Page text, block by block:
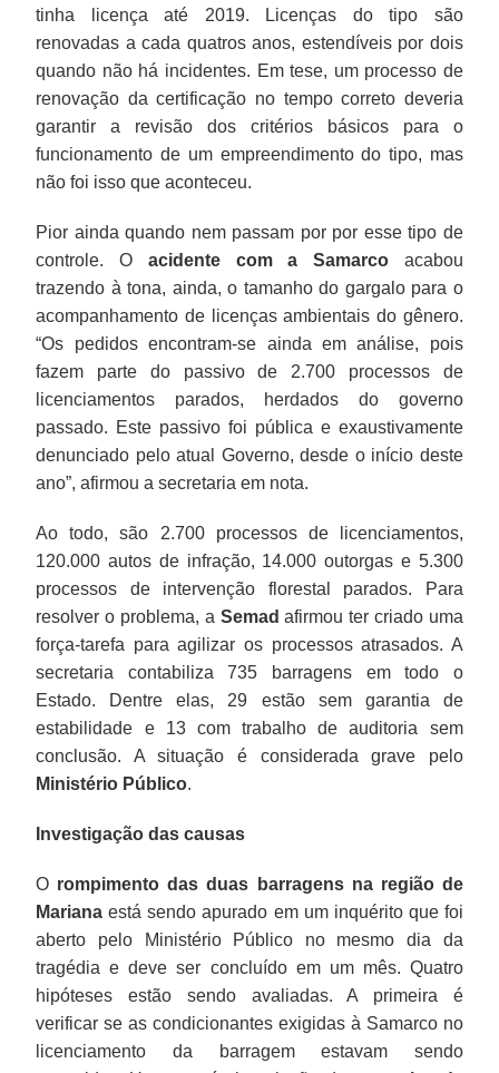
tinha licença até 2019. Licenças do tipo são
renovadas a cada quatros anos, estendíveis por dois
quando não há incidentes. Em tese, um processo de
renovação da certificação no tempo correto deveria
garantir a revisão dos critérios básicos para o
funcionamento de um empreendimento do tipo, mas
não foi isso que aconteceu.
Pior ainda quando nem passam por por esse tipo de
controle. O acidente com a Samarcoacabou
trazendo à tona, ainda, o tamanho do gargalo para o
acompanhamento de licenças ambientais do gênero.
“Os pedidos encontram-se ainda em análise, pois
fazem parte do passivo de 2.700 processos de
licenciamentos parados, herdados do governo
passado. Este passivo foi pública e exaustivamente
denunciado pelo atual Governo, desde o início deste
ano”, afirmou a secretaria em nota.
Ao todo, são 2.700 processos de licenciamentos,
120.000 autos de infração, 14.000 outorgas e 5.300
processos de intervenção florestal parados. Para
resolver o problema, a Semad afirmou ter criado uma
força-tarefa para agilizar os processos atrasados. A
secretaria contabiliza 735 barragens em todo o
Estado. Dentre elas, 29 estão sem garantia de
estabilidade e 13 com trabalho de auditoria sem
conclusão. A situação é considerada grave pelo
Ministério Público.
Investigação das causas
O rompimento das duas barragens na região de
Mariana está sendo apurado em um inquérito que foi
aberto pelo Ministério Público no mesmo dia da
tragédia e deve ser concluído em um mês. Quatro
hipóteses estão sendo avaliadas. A primeira é
verificar se as condicionantes exigidas à Samarco no
licenciamento da barragem estavam sendo